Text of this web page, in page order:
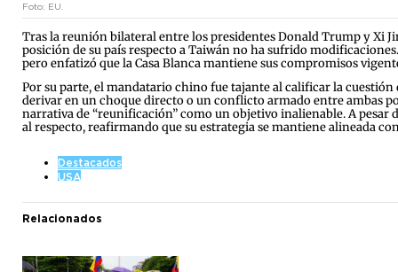
Foto: EU.
Tras la reunión bilateral entre los presidentes Donald Trump y Xi
posición de su país respecto a Taiwán no ha sufrido
pero enfatizó que la Casa Blanca mantiene sus compromisos
Por su parte, el mandatario chino fue tajante al calificar la
derivar en un choque directo o un conflicto armado entre ambas
narrativa de “reunificación” como un objetivo inalienable. A
al respecto, reafirmando que su estrategia se mantiene alineada
Destacados
USA
Relacionados